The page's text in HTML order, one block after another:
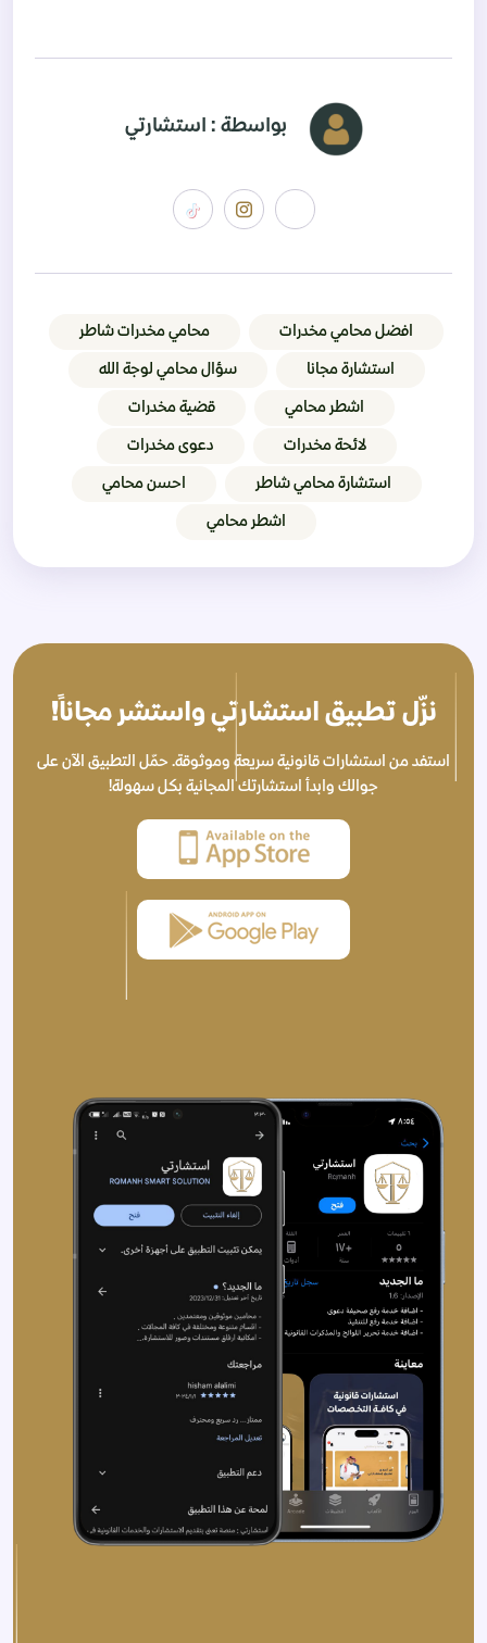
بواسطة : استشارتي
افضل محامي مخدرات محامي مخدرات شاطر
استشارة مجانا سؤال محامي لوجة الله
اشطر محامي قضية مخدرات
لائحة مخدرات دعوى مخدرات
استشارة محامي شاطر احسن محامي
اشطر محامي
نزّل تطبيق استشارتي واستشر مجاناً!
استفد من استشارات قانونية سريعة وموثوقة. حمّل التطبيق الآن على
جوالك وابدأ استشارتك المجانية بكل سهولة!